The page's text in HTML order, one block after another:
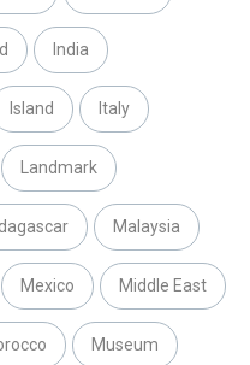
India
Island Italy
Landmark
Malaysia
Mexico Middle East
Museum